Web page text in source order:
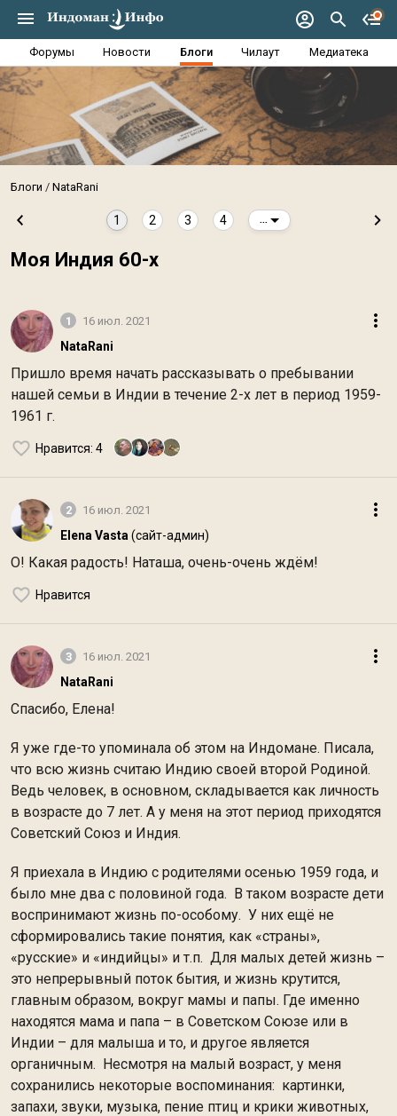
Форумы Новости Блоги Чилаут Медиатека
Блоги NataRani
1 2 3 4
Моя Индия 60-х
1 16 июл. 2021
NataRani
Пришло время начать рассказывать о пребывании
нашей семьи в Индии в течение 2-х лет в период 1959-
1961 г.
Нравится: 4
2 16 июл. 2021
Elena Vasta (сайт-админ)
О! Какая радость! Наташа, очень-очень ждём!
Нравится
3 16 июл. 2021
NataRani
Спасибо, Елена!
Я уже где-то упоминала об этом на Индомане. Писала,
что всю жизнь считаю Индию своей второй Родиной.
Ведь человек, в основном, складывается как личность
в возрасте до 7 лет. А у меня на этот период приходятся
Советский Союз и Индия.
Я приехала в Индию с родителями осенью 1959 года, и
было мне два с половиной года. В таком возрасте дети
воспринимают жизнь по-особому. У них ещё не
сформировались такие понятия, как «страны»,
«русские» и «индийцы» и т.п. Для малых детей жизнь –
это непрерывный поток бытия, и жизнь крутится,
главным образом, вокруг мамы и папы. Где именно
находятся мама и папа – в Советском Союзе или в
Индии – для малыша и то, и другое является
органичным. Несмотря на малый возраст, у меня
сохранились некоторые воспоминания: картинки,
запахи, звуки, музыка, пение птиц и крики животных,